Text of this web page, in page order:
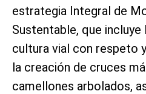
estrategia Integral de
Sustentable, que
cultura vial con respeto
la creación de cruces
camellones arbolados,